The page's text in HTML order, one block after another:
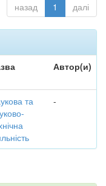
назад 1 далі
Автор(и)
та
-